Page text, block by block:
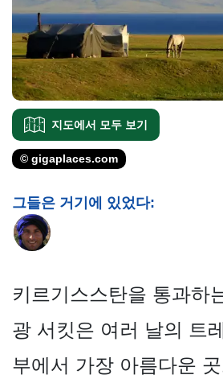
지도에서 모두 보기
© gigaplaces.com
그들은 거기에 있었다:
키르기스스탄을 통과하
광 서킷은 여러 날의 트
부에서 가장 아름다운